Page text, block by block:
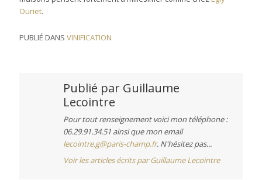
Ouriet.
PUBLIÉ DANSVINIFICATION
Publié par Guillaume
Lecointre
Pour tout renseignement voici mon téléphone :
06.29.91.34.51 ainsi que mon email
lecointre.g@paris-champ.fr. N'hésitez pas...
Voir les articles écrits par Guillaume Lecointre